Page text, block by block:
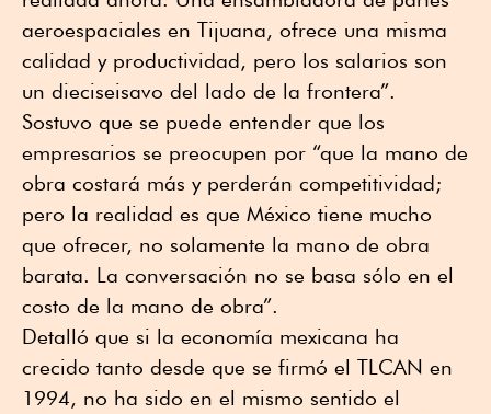
aeroespaciales en Tijuana, ofrece una misma
calidad y productividad, pero los salarios son
un dieciseisavo del lado de la frontera”.
Sostuvo que se puede entender que los
empresarios se preocupen por “que la mano de
obra costará más y perderán competitividad;
pero la realidad es que México tiene mucho
que ofrecer, no solamente la mano de obra
barata. La conversación no se basa sólo en el
costo de la mano de obra”.
Detalló que si la economía mexicana ha
crecido tanto desde que se firmó el TLCAN en
1994, no ha sido en el mismo sentido el